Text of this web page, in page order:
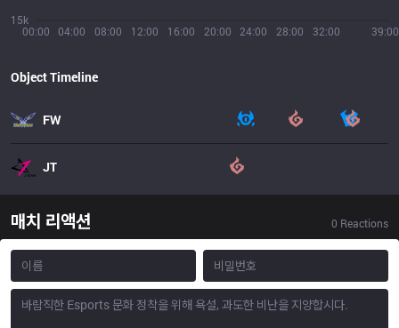
00:00 04:00 08:00 12:00 16:00 20:00 24:00 28:00 32:00 39:00
15k
Object Timeline
FW
JT
매치 리액션 0 Reactions